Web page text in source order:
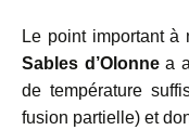
Le point important à
Sables d’Olonnea
de température
fusion partielle) et